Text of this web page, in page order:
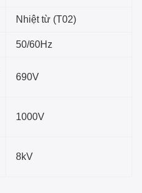
Nhiệt từ (T02)
50/60Hz
690V
1000V
8kV